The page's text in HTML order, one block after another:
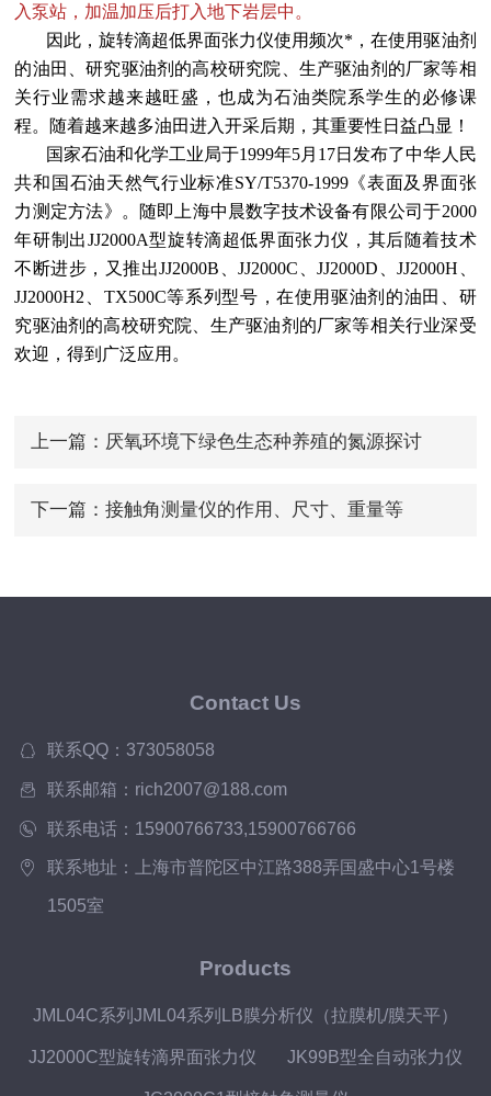
入泵站，加温加压后打入地下岩层中。
因此，旋转滴超低界面张力仪使用频次*，在使用驱油剂
的油田、研究驱油剂的高校研究院、生产驱油剂的厂家等相
关行业需求越来越旺盛，也成为石油类院系学生的必修课
程。随着越来越多油田进入开采后期，其重要性日益凸显！
国家石油和化学工业局于1999年5月17日发布了中华人民
共和国石油天然气行业标准SY/T5370-1999《表面及界面张
力测定方法》。随即上海中晨数字技术设备有限公司于2000
年研制出JJ2000A型旋转滴超低界面张力仪，其后随着技术
不断进步，又推出JJ2000B、JJ2000C、JJ2000D、JJ2000H、
JJ2000H2、TX500C等系列型号，在使用驱油剂的油田、研
究驱油剂的高校研究院、生产驱油剂的厂家等相关行业深受
欢迎，得到广泛应用。
上一篇： 厌氧环境下绿色生态种养殖的氮源探讨
下一篇： 接触角测量仪的作用、尺寸、重量等
Contact Us
联系QQ：373058058
联系邮箱：rich2007@188.com
联系电话：15900766733,15900766766
联系地址：上海市普陀区中江路388弄国盛中心1号楼
1505室
Products
JML04C系列JML04系列LB膜分析仪（拉膜机/膜天平）
JJ2000C型旋转滴界面张力仪 JK99B型全自动张力仪